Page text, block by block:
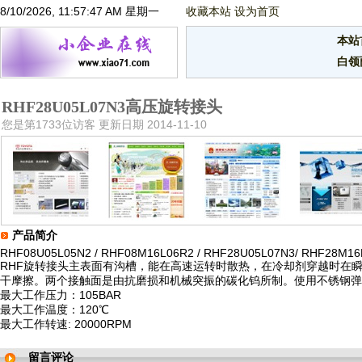
8/10/2026, 11:57:47 AM 星期一 收藏本站 设为首页
本站
白
RHF28U05L07N3高压旋转接头
您是第1733位访客 更新日期 2014-11-10
产品简介
RHF08U05L05N2 / RHF08M16L06R2 / RHF28U05L07N3/
RHF旋转接头主表面有沟槽，能在高速运转时散热，在冷却剂穿越时
干摩擦。两个接触面是由抗磨损和机械突振的碳化钨所制。使用不锈钢
最大工作压力：105BAR
最大工作温度：120℃
最大工作转速: 20000RPM
留言评论